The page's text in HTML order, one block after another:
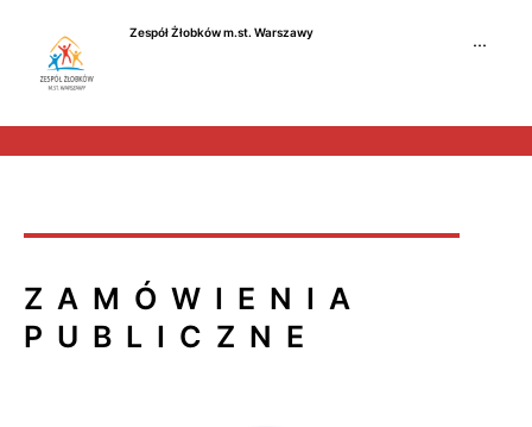
Zespół Żłobków m.st. Warszawy
···
ZAMÓWIENIA
PUBLICZNE